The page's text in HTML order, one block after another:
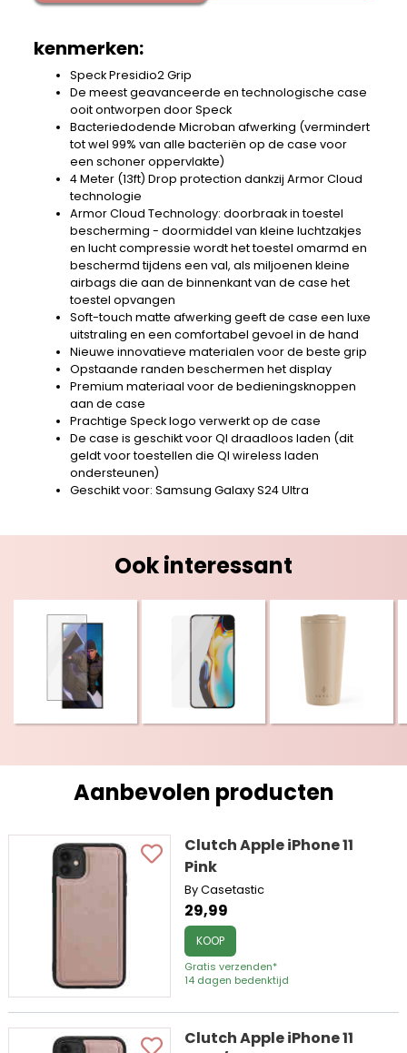
kenmerken:
Speck Presidio2 Grip
De meest geavanceerde en technologische case
ooit ontworpen door Speck
Bacteriedodende Microban afwerking (vermindert
tot wel 99% van alle bacteriën op de case voor
een schoner oppervlakte)
4 Meter (13ft) Drop protection dankzij Armor Cloud
technologie
Armor Cloud Technology: doorbraak in toestel
bescherming - doormiddel van kleine luchtzakjes
en lucht compressie wordt het toestel omarmd en
beschermd tijdens een val, als miljoenen kleine
airbags die aan de binnenkant van de case het
toestel opvangen
Soft-touch matte afwerking geeft de case een luxe
uitstraling en een comfortabel gevoel in de hand
Nieuwe innovatieve materialen voor de beste grip
Opstaande randen beschermen het display
Premium materiaal voor de bedieningsknoppen
aan de case
Prachtige Speck logo verwerkt op de case
De case is geschikt voor QI draadloos laden (dit
geldt voor toestellen die QI wireless laden
ondersteunen)
Geschikt voor: Samsung Galaxy S24 Ultra
Ook interessant
Aanbevolen producten
Clutch Apple iPhone 11
Pink
By Casetastic
29,99
KOOP
Gratis verzenden*
14 dagen bedenktijd
Clutch Apple iPhone 11